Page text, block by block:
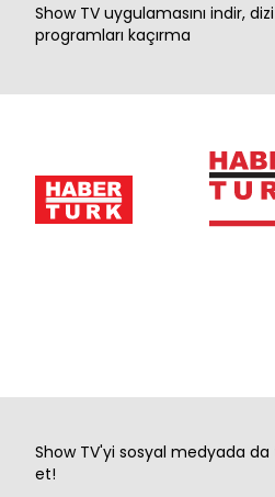
Show TV uygulamasını indir,
programları kaçırma
Show TV'yi sosyal medyada da
et!